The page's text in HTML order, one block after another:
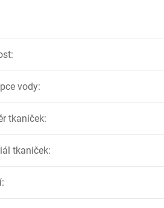
:
vody:
tkaniček:
tkaniček:
: